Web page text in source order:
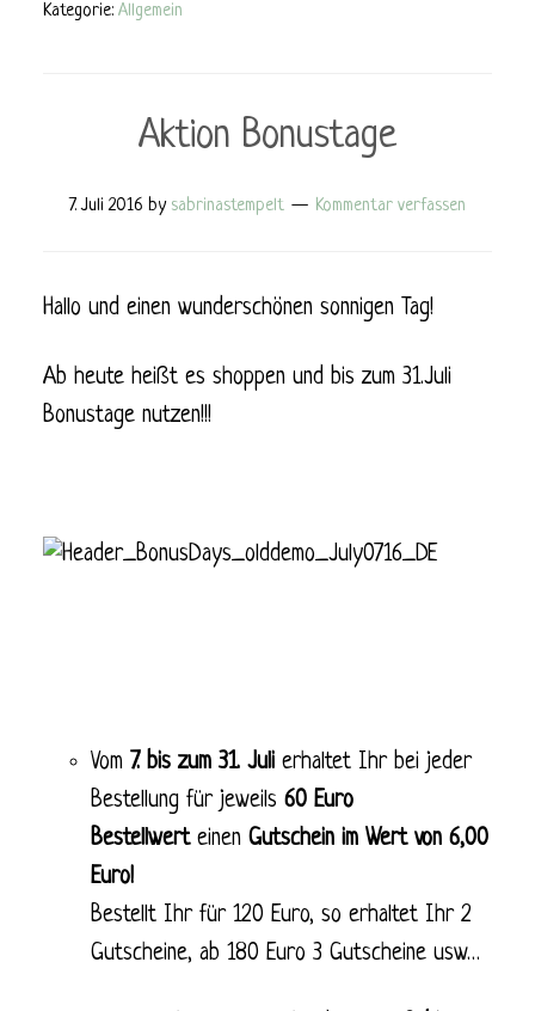
Kategorie: Allgemein
Aktion Bonustage
7. Juli 2016 by sabrinastempelt Kommentar verfassen
Hallo und einen wunderschönen sonnigen Tag!
Ab heute heißt es shoppen und bis zum 31.Juli
Bonustage nutzen!!!
Vom 7. bis zum 31. Julierhaltet Ihr bei jeder
Bestellung für jeweils 60 Euro
Bestellwerteinen Gutschein im Wert von 6,00
Euro!
Bestellt Ihr für 120 Euro, so erhaltet Ihr 2
Gutscheine, ab 180 Euro 3 Gutscheine usw…